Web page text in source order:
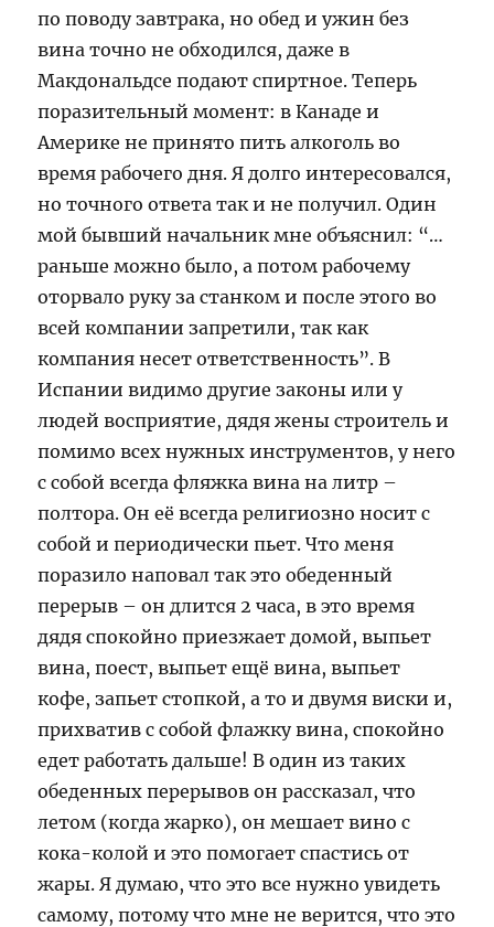
по поводу завтрака, но обед и ужин без
вина точно не обходился, даже в
Макдональдсе подают спиртное. Теперь
поразительный момент: в Канаде и
Америке не принято пить алкоголь во
время рабочего дня. Я долго интересовался,
но точного ответа так и не получил. Один
мой бывший начальник мне объяснил: “…
раньше можно было, а потом рабочему
оторвало руку за станком и после этого во
всей компании запретили, так как
компания несет ответственность”. В
Испании видимо другие законы или у
людей восприятие, дядя жены строитель и
помимо всех нужных инструментов, у него
с собой всегда фляжка вина на литр –
полтора. Он её всегда религиозно носит с
собой и периодически пьет. Что меня
поразило наповал так это обеденный
перерыв – он длится 2 часа, в это время
дядя спокойно приезжает домой, выпьет
вина, поест, выпьет ещё вина, выпьет
кофе, запьет стопкой, а то и двумя виски и,
прихватив с собой флажку вина, спокойно
едет работать дальше! В один из таких
обеденных перерывов он рассказал, что
летом (когда жарко), он мешает вино с
кока-колой и это помогает спастись от
жары. Я думаю, что это все нужно увидеть
самому, потому что мне не верится, что это